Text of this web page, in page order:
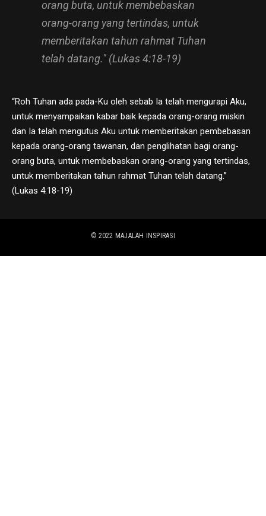
orang buta, untuk membebaskan
orang-orang yang tertindas, untuk
memberitakan tahun rahmat Tuhan
telah datang." (Lukas 4:18-19)
“Roh Tuhan ada pada-Ku oleh sebab Ia telah mengurapi Aku,
untuk menyampaikan kabar baik kepada orang-orang miskin
dan Ia telah mengutus Aku untuk memberitakan pembebasan
kepada orang-orang tawanan, dan penglihatan bagi orang-
orang buta, untuk membebaskan orang-orang yang tertindas,
untuk memberitakan tahun rahmat Tuhan telah datang.”
(Lukas 4:18-19)
© 2022 MAJALAH INSPIRASI